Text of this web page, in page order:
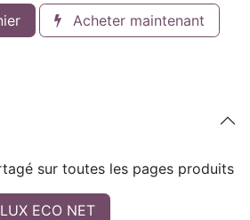
Acheter maintenant
sur toutes les pages produits
ECO NET